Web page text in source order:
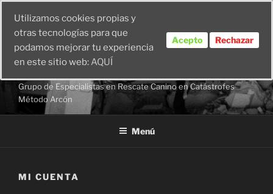
G.E.R.C.C.M.A.
Grupo de Especialistas en Rescate Canino en Catástrofes
Método Arcón
Menú
MI CUENTA
Utilizamos cookies propias y
otras tecnologías para que
podamos mejorar tu experiencia
en este sitio web:AQUÍ
Acepto Rechazar